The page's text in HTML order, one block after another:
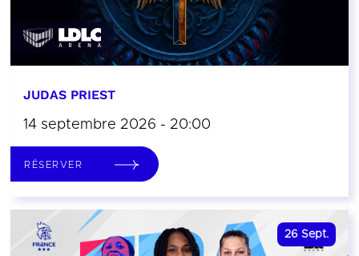
JUDAS PRIEST
14 septembre 2026 - 20:00
RÉSERVER
26 Sept.